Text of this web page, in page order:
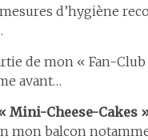
d’hygiène
de mon « Fan-
avant…
Mini-Cheese-Cakes
mon balcon